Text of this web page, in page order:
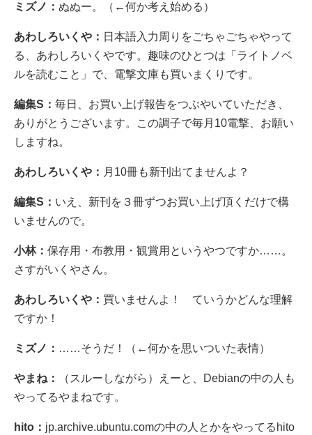
ミズノ： ぬぬー。（←何か考え始める）
あわしろいくや： 日本語入力周りをごちゃごちゃやって
る、あわしろいくやです。趣味のひとつは「ライトノベ
ルを読むこと」で、電撃文庫も買いまくりです。
編集S： 毎日、お買い上げ報告をつぶやいていただき、
ありがとうございます。この調子で毎月10電撃、お願い
しますね。
あわしろいくや： 月10冊も新刊出てませんよ？
編集S： いえ、新刊を３冊ずつお買い上げ頂くだけで構
いませんので。
小林： 保存用・布教用・観賞用というやつですか……。
さすがいくやさん。
あわしろいくや： 買いませんよ！ ていうかどんな理解
ですか！
ミズノ： ……そうだ！（←何かを思いついた表情）
やまね：
（スルーしながら）えーと、Debianの中の人も
やってるやまねです。
hito： jp.archive.ubuntu.comの中の人とかをやってるhito